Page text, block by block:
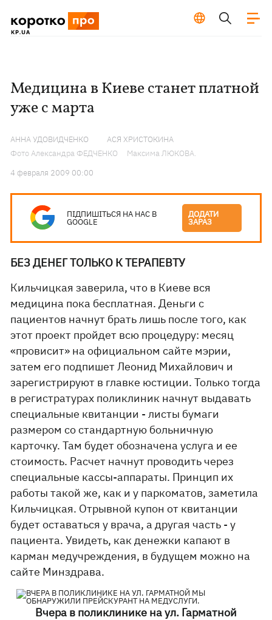
Медицина в Киеве станет платной
уже с марта
АННА УДОВИДЧЕНКО
АСЯ ХРИСТОКИНА
Фото Александра ФЕДЧЕНКО
Максима ЛЮКОВА.
4 февраля 2009 00:00
ПІДПИШІТЬСЯ НА НАС В
GOOGLE
ДОДАТИ
ЗАРАЗ
БЕЗ ДЕНЕГ ТОЛЬКО К ТЕРАПЕВТУ
Кильчицкая заверила, что в Киеве вся
медицина пока бесплатная. Деньги с
пациентов начнут брать лишь после того, как
этот проект пройдет всю процедуру: месяц
«провисит» на официальном сайте мэрии,
затем его подпишет Леонид Михайлович и
зарегистрируют в главке юстиции. Только тогда
в регистратурах поликлиник начнут выдавать
специальные квитанции - листы бумаги
размером со стандартную больничную
карточку. Там будет обозначена услуга и ее
стоимость. Расчет начнут проводить через
специальные кассы-аппараты. Принцип их
работы такой же, как и у паркоматов, заметила
Кильчицкая. Отрывной купон от квитанции
будет оставаться у врача, а другая часть - у
пациента. Увидеть, как денежки капают в
карман медучреждения, в будущем можно на
сайте Минздрава.
Вчера в поликлинике на ул. Гарматной